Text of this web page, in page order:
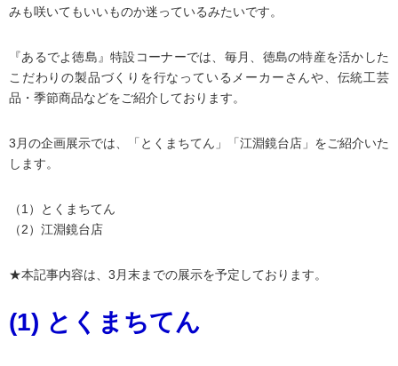
みも咲いてもいいものか迷っているみたいです。
『あるでよ徳島』特設コーナーでは、毎月、徳島の特産を活かした
こだわりの製品づくりを行なっているメーカーさんや、伝統工芸
品・季節商品などをご紹介しております。
3月の企画展示では、「とくまちてん」「江淵鏡台店」をご紹介いた
します。
（1）とくまちてん
（2）江淵鏡台店
★本記事内容は、3月末までの展示を予定しております。
(1) とくまちてん